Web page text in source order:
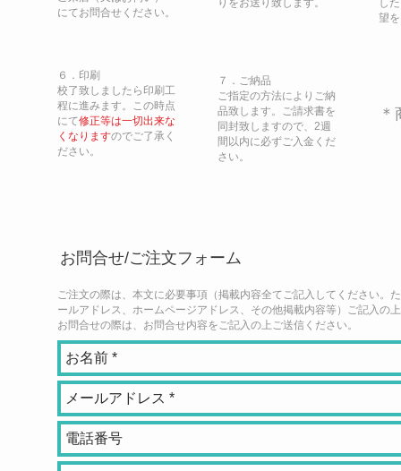
にてお問合せください。
りをお送り致します。
６．印刷
校了致しましたら印刷工
程に進みます。この時点
にて修正等は一切出来な
くなりますのでご了承く
ださい。
７．ご納品
ご指定の方法によりご納
品致します。ご請求書を
同封致しますので、2週
間以内に必ずご入金くだ
さい。
し
望
​お問合せ/ご注文フォーム
ご注文の際は、本文に必要事項（掲載内容全てご記入してください。
ールアドレス、ホームページアドレス、その他掲載内容等）ご記入の
お問合せの際は、お問合せ内容をご記入の上ご送信ください。